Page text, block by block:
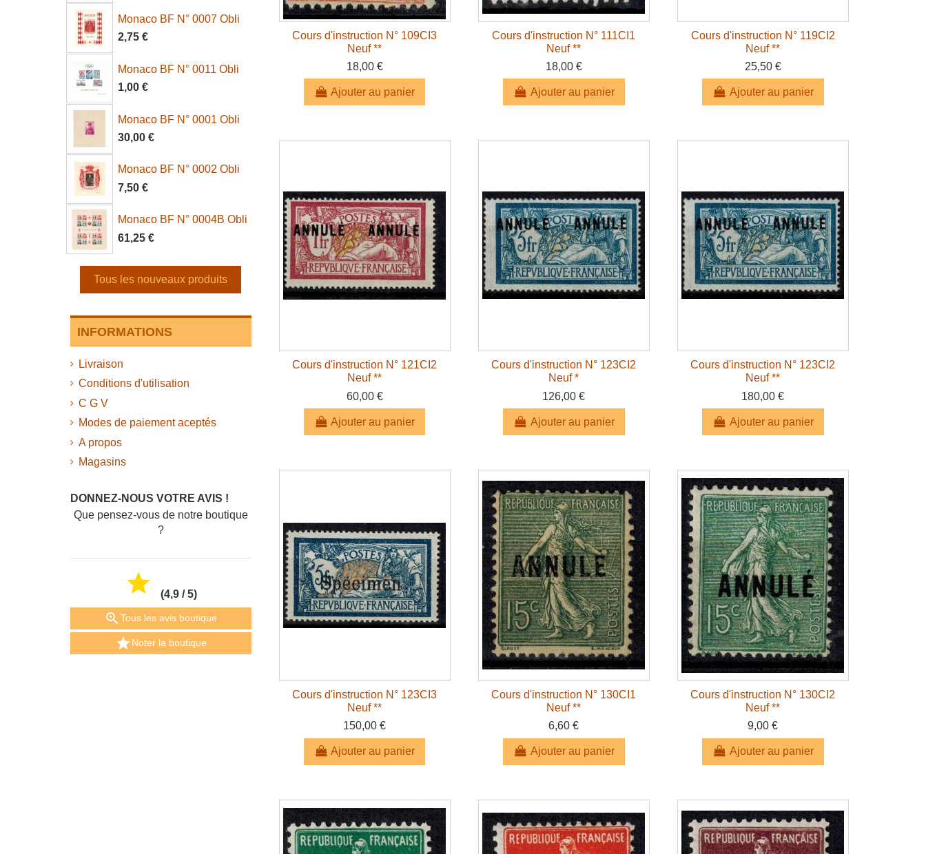
Cours d'instruction N° 109CI3
Neuf **
18,00 €
Ajouter au panier
Cours d'instruction N° 111CI1
Neuf **
18,00 €
Ajouter au panier
Cours d'instruction N° 119CI2
Neuf **
25,50 €
Ajouter au panier
Cours d'instruction N° 121CI2
Neuf **
60,00 €
Ajouter au panier
Cours d'instruction N° 123CI2
Neuf *
126,00 €
Ajouter au panier
Cours d'instruction N° 123CI2
Neuf **
180,00 €
Ajouter au panier
Cours d'instruction N° 123CI3
Neuf **
150,00 €
Ajouter au panier
Cours d'instruction N° 130CI1
Neuf **
6,60 €
Ajouter au panier
Cours d'instruction N° 130CI2
Neuf **
9,00 €
Ajouter au panier
Monaco BF N° 0007 Obli
2,75 €
Monaco BF N° 0011 Obli
1,00 €
Monaco BF N° 0001 Obli
30,00 €
Monaco BF N° 0002 Obli
7,50 €
Monaco BF N° 0004B Obli
61,25 €
Tous les nouveaux produits
INFORMATIONS
Livraison
Conditions d'utilisation
C G V
Modes de paiement aceptés
A propos
Magasins
DONNEZ-NOUS VOTRE AVIS !
Que pensez-vous de notre boutique
?
 (4,9 / 5)
Tous les avis boutique
Noter la boutique